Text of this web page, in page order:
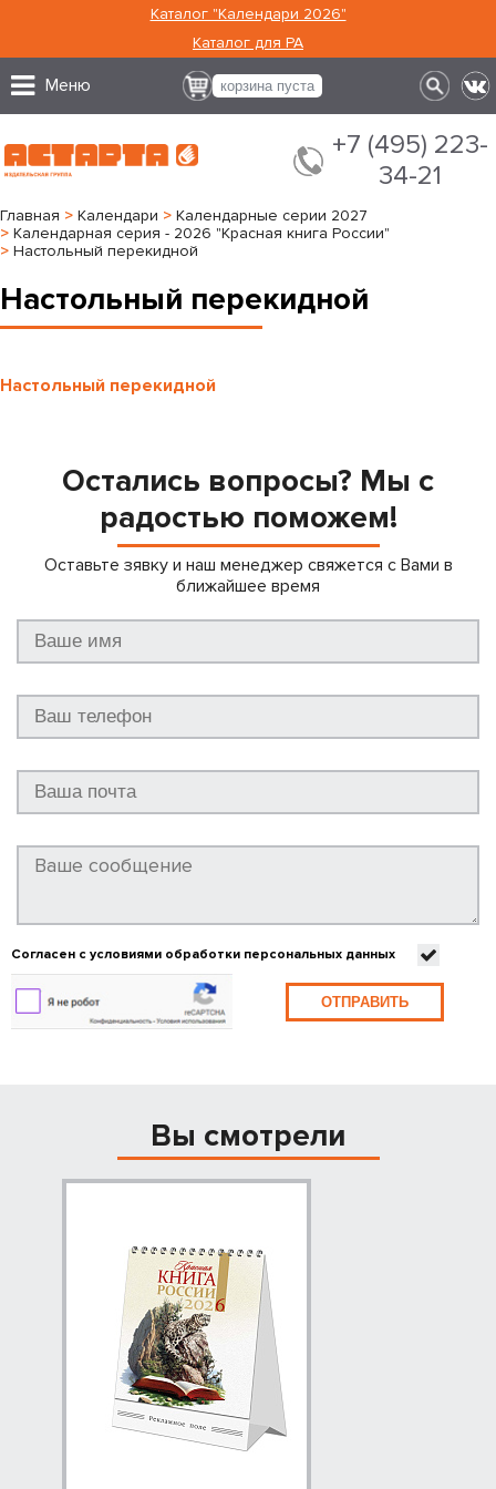
Каталог "Календари 2026"
Каталог для РА
Меню корзина пуста
+7 (495) 223-
34-21
Главная > Календари > Календарные серии 2027
> Календарная серия - 2026 "Красная книга России"
> Настольный перекидной
Настольный перекидной
Настольный перекидной
Остались вопросы? Мы с
радостью поможем!
Оставьте зявку и наш менеджер свяжется с Вами в
ближайшее время
Согласен с условиями обработки персональных данных
ОТПРАВИТЬ
Вы смотрели